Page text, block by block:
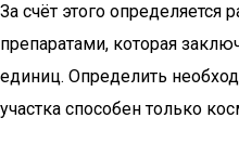
За счёт этого
препаратами, которая
единиц. Определить
участка способен только